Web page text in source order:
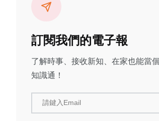
訂閱我們的電子報
了解時事、接收新知、在家也能當個
知識通！
請鍵入Email